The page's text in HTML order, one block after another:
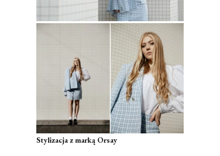
Stylizacja z marką Orsay